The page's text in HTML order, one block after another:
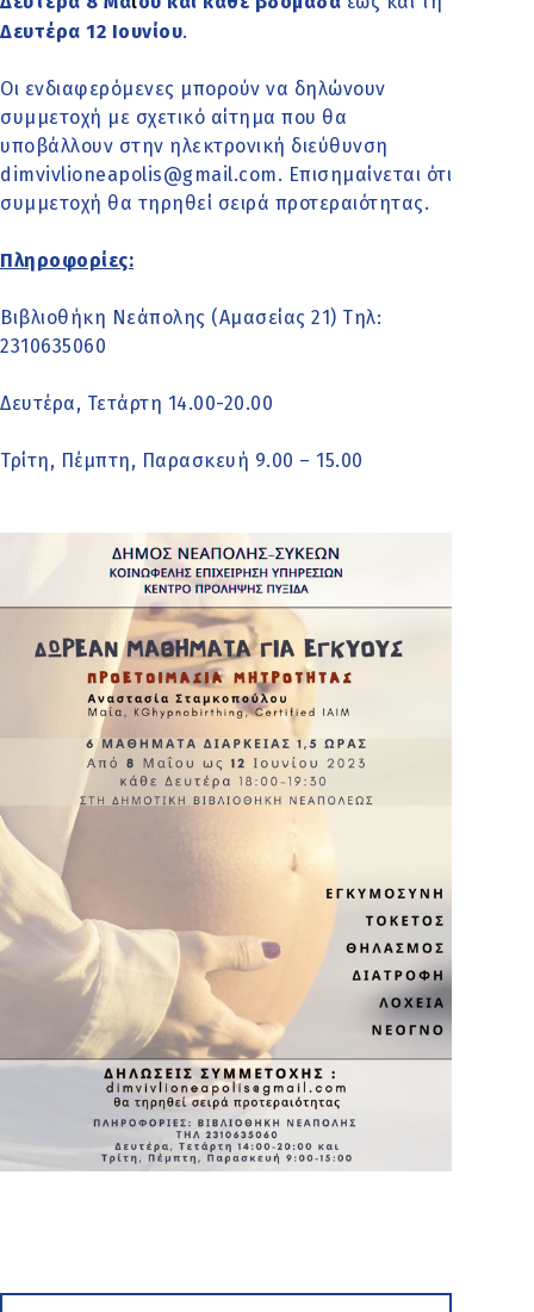
Δευτέρα 12 Ιουνίου.
Οι ενδιαφερόμενες μπορούν να δηλώνουν
συμμετοχή με σχετικό αίτημα που θα
υποβάλλουν στην ηλεκτρονική διεύθυνση
dimvivlioneapolis@gmail.com. Επισημαίνεται ότι
συμμετοχή θα τηρηθεί σειρά προτεραιότητας.
Πληροφορίες:
Βιβλιοθήκη Νεάπολης (Αμασείας 21) Τηλ:
2310635060
Δευτέρα, Τετάρτη 14.00-20.00
Τρίτη, Πέμπτη, Παρασκευή 9.00 – 15.00